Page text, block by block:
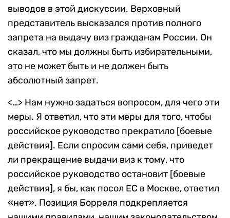
выводов в этой дискуссии. Верховный
представитель высказался против полного
запрета на выдачу виз гражданам России. Он
сказал, что мы должны быть избирательными,
это не может быть и не должен быть
абсолютный запрет.
<…> Нам нужно задаться вопросом, для чего эти
меры. Я ответил, что эти меры для того, чтобы
российское руководство прекратило [боевые
действия]. Если спросим сами себя, приведет
ли прекращение выдачи виз к тому, что
российское руководство остановит [боевые
действия], я бы, как посол ЕС в Москве, ответил
«нет». Позиция Борреля подкрепляется